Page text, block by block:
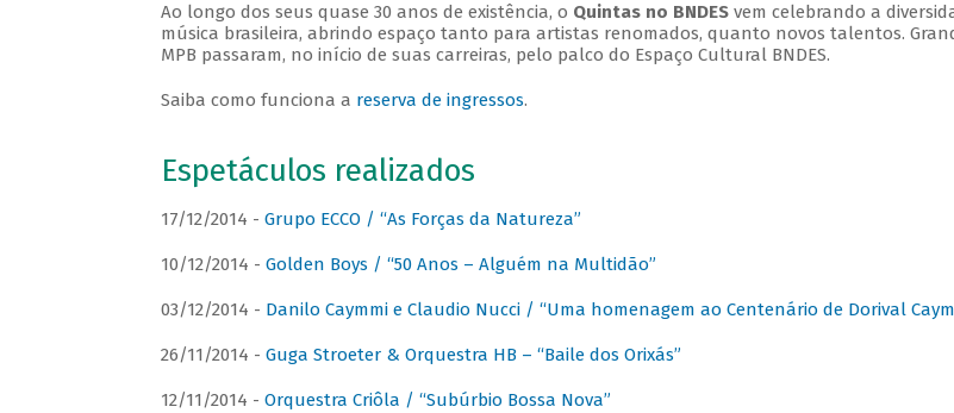
Ao longo dos seus quase 30 anos de existência, o Quintas no BNDESvem celebrando a
música brasileira, abrindo espaço tanto para artistas renomados, quanto novos talentos.
MPB passaram, no início de suas carreiras, pelo palco do Espaço Cultural BNDES.
Saiba como funciona a reserva de ingressos.
Espetáculos realizados
17/12/2014 - Grupo ECCO / “As Forças da Natureza”
10/12/2014 - Golden Boys / “50 Anos – Alguém na Multidão”
03/12/2014 - Danilo Caymmi e Claudio Nucci / “Uma homenagem ao Centenário de Dorival
26/11/2014 - Guga Stroeter & Orquestra HB – “Baile dos Orixás”
12/11/2014 - Orquestra Criôla / “Subúrbio Bossa Nova”